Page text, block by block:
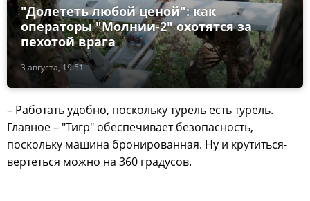
3 августа, 19:51
"Долететь любой ценой": как
операторы "Молнии-2" охотятся за
пехотой врага
– Работать удобно, поскольку турель есть турель.
Главное – "Тигр" обеспечивает безопасность,
поскольку машина бронированная. Ну и крутиться-
вертеться можно на 360 градусов.